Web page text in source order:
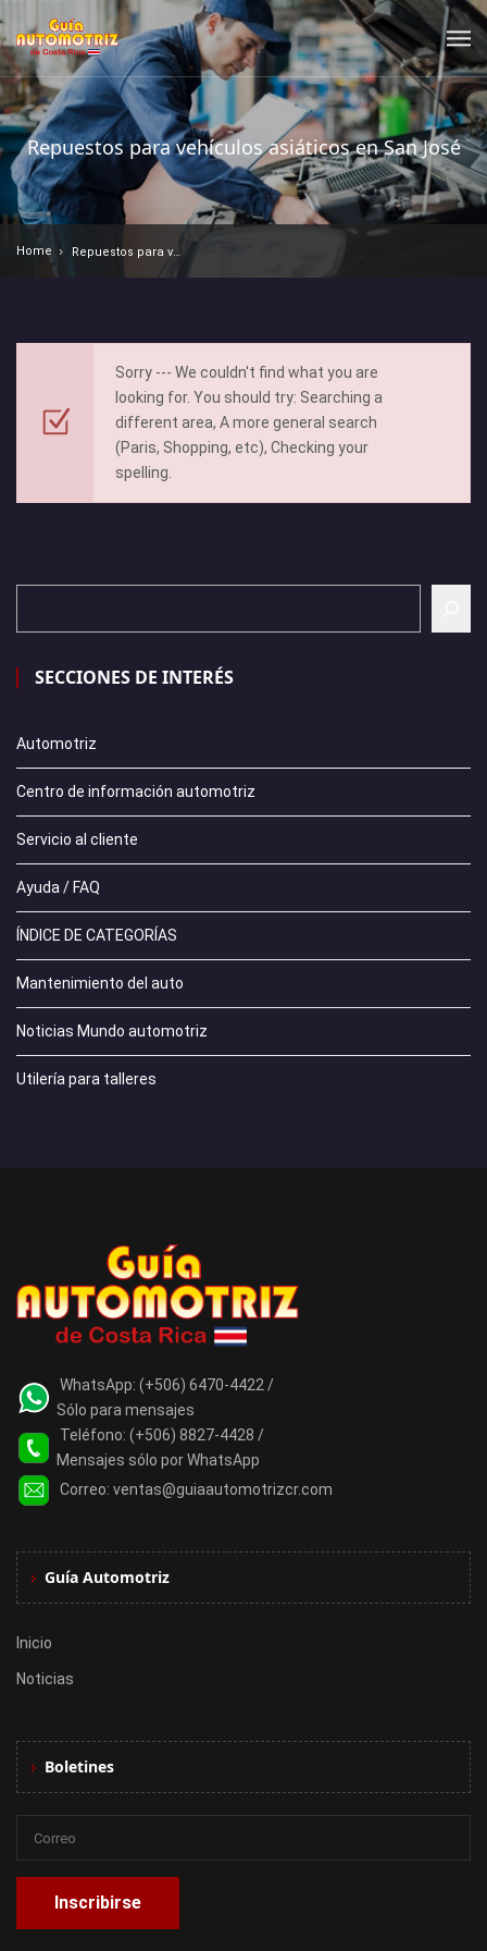
Repuestos para vehículos asiáticos en San José
Home
Sorry --- We couldn't find what you are
looking for. You should try: Searching a
different area, A more general search
(Paris, Shopping, etc), Checking your
spelling.
SECCIONES DE INTERÉS
Automotriz
Centro de información automotriz
Servicio al cliente
Ayuda / FAQ
ÍNDICE DE CATEGORÍAS
Mantenimiento del auto
Noticias Mundo automotriz
Utilería para talleres
WhatsApp: (+506) 6470-4422 /
Sólo para mensajes
Teléfono: (+506) 8827-4428 /
Mensajes sólo por WhatsApp
Correo: ventas@guiaautomotrizcr.com
Guía Automotriz
Inicio
Noticias
Boletines